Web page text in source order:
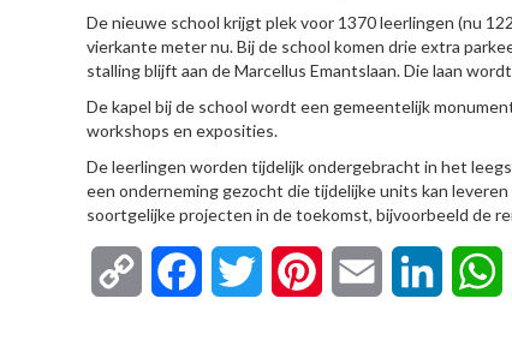
De nieuwe school krijgt plek voor 1370 leerlingen (nu
vierkante meter nu. Bij de school komen drie extra
stalling blijft aan de Marcellus Emantslaan. Die laan
De kapel bij de school wordt een gemeentelijk
workshops en exposities.
De leerlingen worden tijdelijk ondergebracht in het
een onderneming gezocht die tijdelijke units kan
soortgelijke projecten in de toekomst, bijvoorbeeld de
Copy FacebookTwitter Pinterest Email LinkedIn